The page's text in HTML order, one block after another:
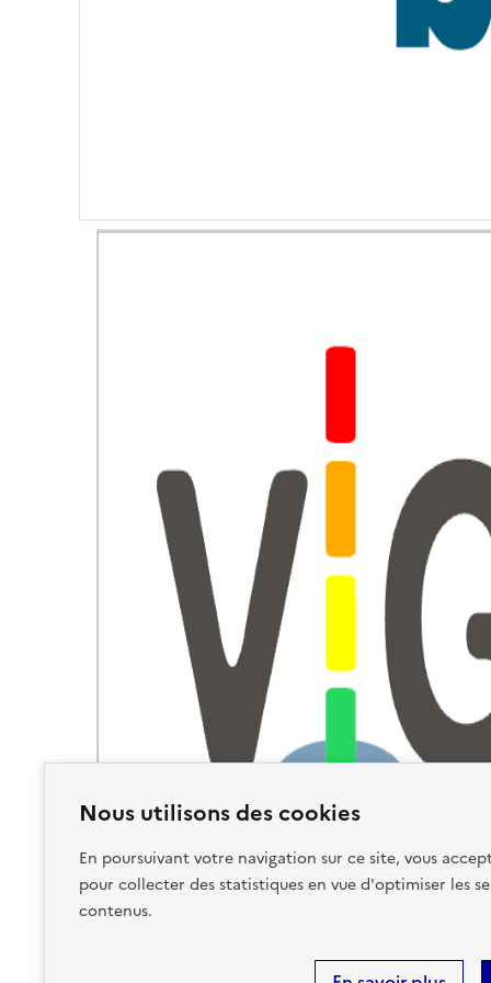
Nous utilisons des cookies
En poursuivant votre navigation sur ce site, vous
pour collecter des statistiques en vue d'optimiser les
contenus.